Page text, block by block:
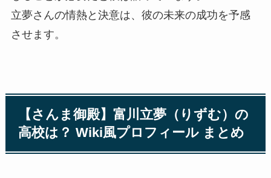
立夢さんの情熱と決意は、彼の未来の成功を予感
させます。
【さんま御殿】富川立夢（りずむ）の
高校は？ Wiki風プロフィール まとめ